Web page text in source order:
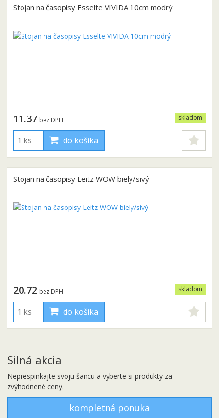
Stojan na časopisy Esselte VIVIDA 10cm modrý
skladom
11.37 bez DPH
do košíka
Stojan na časopisy Leitz WOW biely/sivý
skladom
20.72 bez DPH
do košíka
Silná akcia
Neprespinkajte svoju šancu a vyberte si produkty za
zvýhodnené ceny.
kompletná ponuka